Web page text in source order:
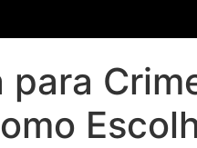
para